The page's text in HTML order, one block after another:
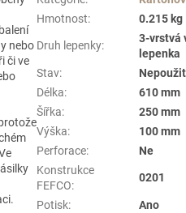
nebo
či ve
Hmotnost: 0.215 kg
Druh lepenky:
3-vrstvá
lepenka
Stav:
Délka:
610 mm
Šířka:
250 mm
Výška:
100 mm
Perforace:
Ne
Konstrukce
FEFCO:
0201
Potisk: Ano